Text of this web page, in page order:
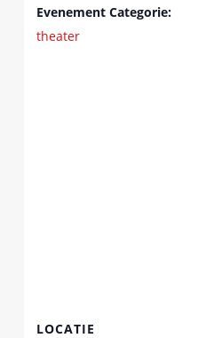
Evenement Categorie:
theater
LOCATIE